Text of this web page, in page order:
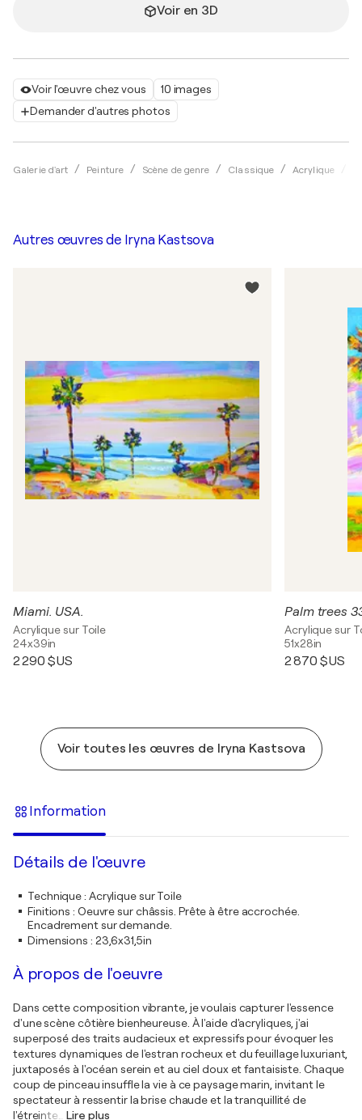
Voir l'œuvre chez vous
10 images
Demander d'autres photos
Galerie d'art Peinture Scène de genre Classique Acrylique
Voir en 3D
Autres œuvres de Iryna Kastsova
Miami. USA.
Acrylique sur Toile
24x39in
2 290 $US
Palm trees
Acrylique sur
51x28in
2 870 $US
Voir toutes les œuvres de Iryna Kastsova
Information
Détails de l'œuvre
Technique: Acrylique sur Toile
Finitions : Oeuvre sur châssis. Prête à être accrochée.
Encadrement sur demande.
Dimensions : 23,6x31,5in
À propos de l'oeuvre
Dans cette composition vibrante, je voulais capturer l'essence
d'une scène côtière bienheureuse. À l'aide d'acryliques, j'ai
superposé des traits audacieux et expressifs pour évoquer les
textures dynamiques de l'estran rocheux et du feuillage luxuriant,
juxtaposés à l'océan serein et au ciel doux et fantaisiste. Chaque
coup de pinceau insuffle la vie à ce paysage marin, invitant le
spectateur à ressentir la brise chaude et la tranquillité de
l'étreinte… Lire plus